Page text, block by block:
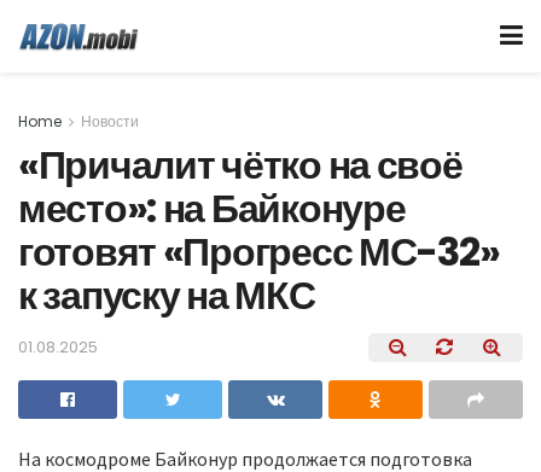
Home Новости
«Причалит чётко на своё
место»: на Байконуре
готовят «Прогресс МС-32»
к запуску на МКС
01.08.2025
На космодроме Байконур продолжается подготовка